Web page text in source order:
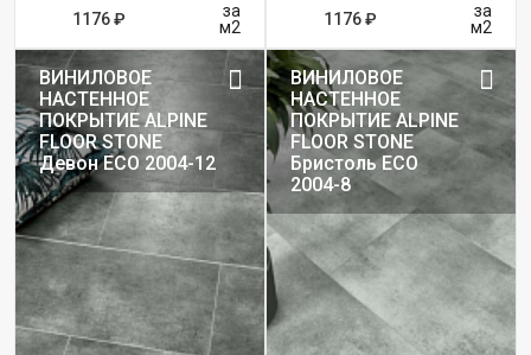
1176 ₽
за
м2
1176 ₽
за
м2
ВИНИЛОВОЕ
НАСТЕННОЕ
ПОКРЫТИЕ ALPINE
FLOOR STONE
Девон ЕСО 2004-12
ВИНИЛОВОЕ
НАСТЕННОЕ
ПОКРЫТИЕ ALPINE
FLOOR STONE
Бристоль ЕСО
2004-8